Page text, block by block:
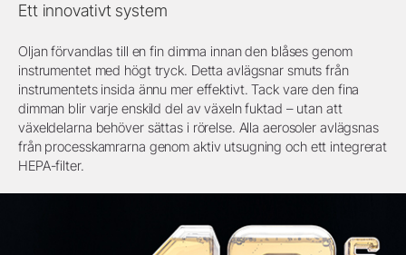
Ett innovativt system
Oljan förvandlas till en fin dimma innan den blåses genom
instrumentet med högt tryck. Detta avlägsnar smuts från
instrumentets insida ännu mer effektivt. Tack vare den fina
dimman blir varje enskild del av växeln fuktad – utan att
växeldelarna behöver sättas i rörelse. Alla aerosoler avlägsnas
från processkamrarna genom aktiv utsugning och ett integrerat
HEPA-filter.